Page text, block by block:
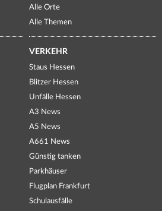
Alle Orte
Alle Themen
VERKEHR
Staus Hessen
Blitzer Hessen
Unfälle Hessen
A3 News
A5 News
A661 News
Günstig tanken
Parkhäuser
Flugplan Frankfurt
Schulausfälle